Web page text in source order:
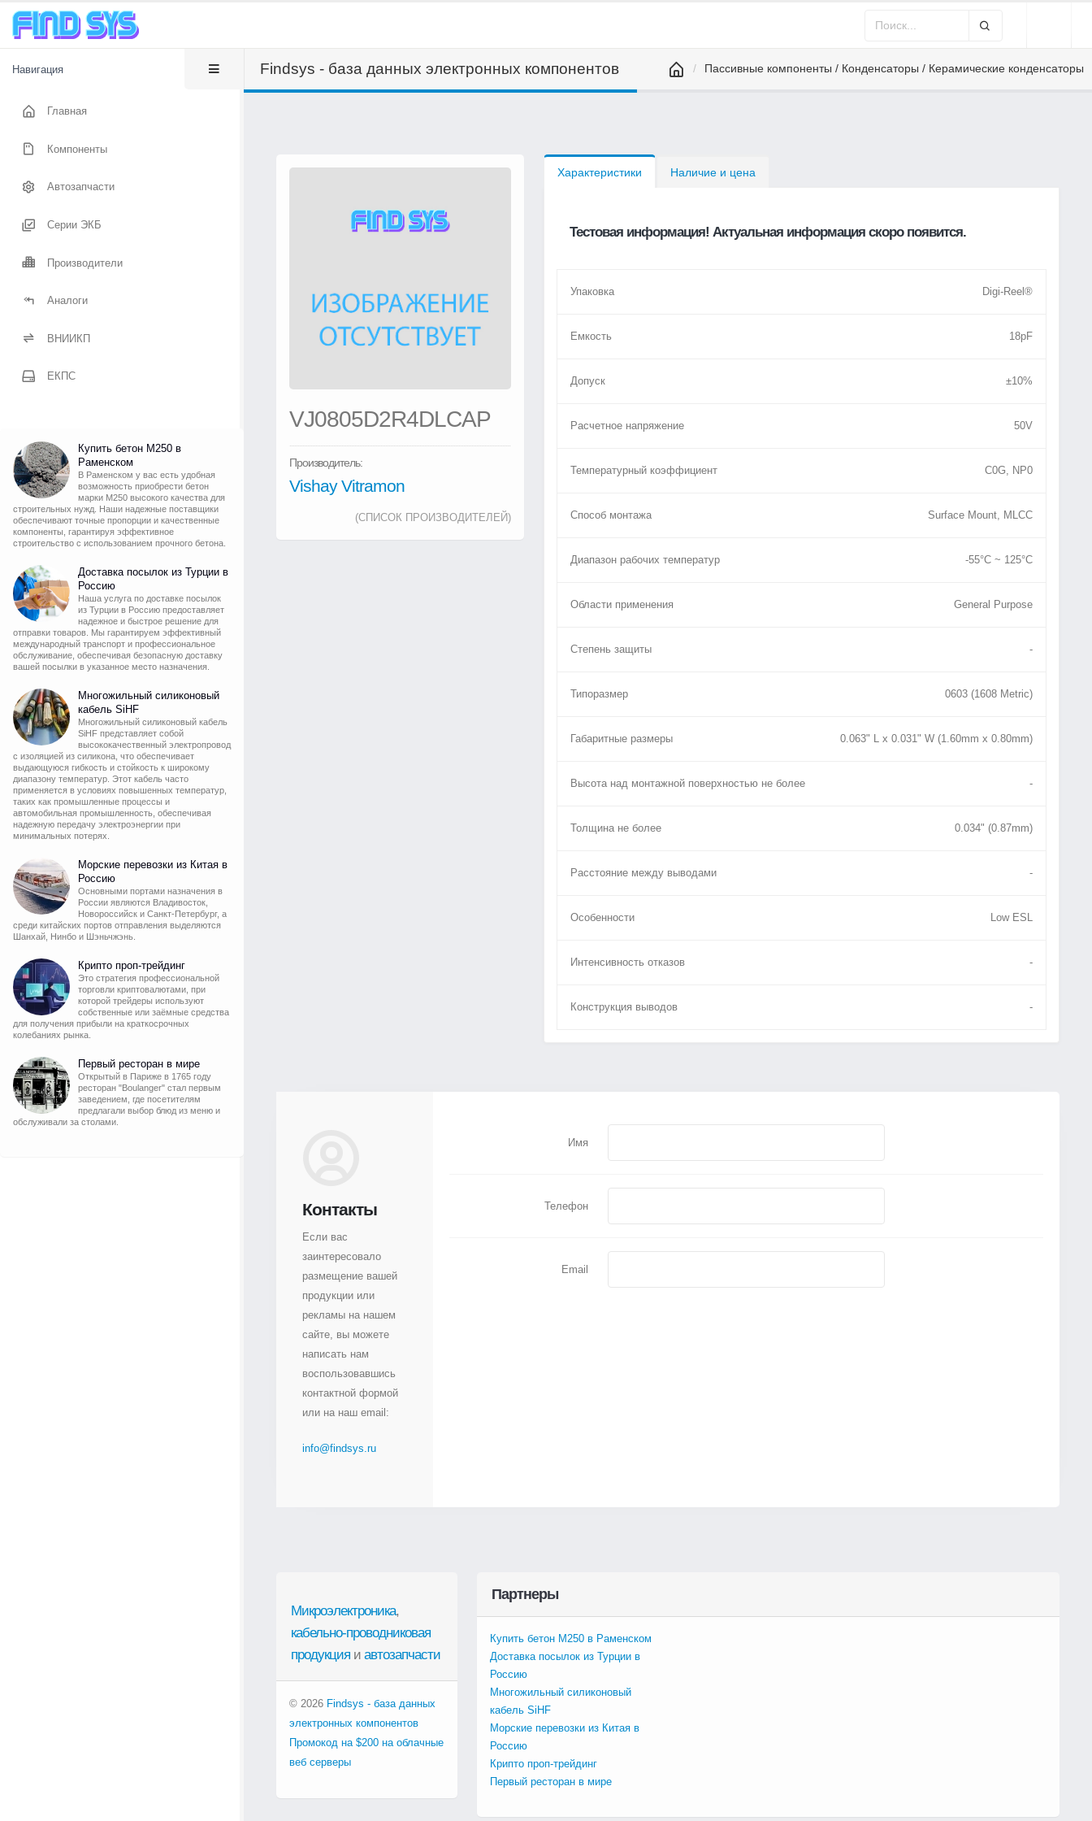
Навигация
Главная
Компоненты
Автозапчасти
Серии ЭКБ
Производители
Аналоги
ВНИИКП
ЕКПС
Купить бетон М250 в
Раменском
В Раменском у вас есть удобная
возможность приобрести бетон
марки М250 высокого качества для
строительных нужд. Наши надежные поставщики
обеспечивают точные пропорции и качественные
компоненты, гарантируя эффективное
строительство с использованием прочного бетона.
Доставка посылок из Турции в
Россию
Наша услуга по доставке посылок
из Турции в Россию предоставляет
надежное и быстрое решение для
отправки товаров. Мы гарантируем эффективный
международный транспорт и профессиональное
обслуживание, обеспечивая безопасную доставку
вашей посылки в указанное место назначения.
Многожильный силиконовый
кабель SiHF
Многожильный силиконовый кабель
SiHF представляет собой
высококачественный электропровод
с изоляцией из силикона, что обеспечивает
выдающуюся гибкость и стойкость к широкому
диапазону температур. Этот кабель часто
применяется в условиях повышенных температур,
таких как промышленные процессы и
автомобильная промышленность, обеспечивая
надежную передачу электроэнергии при
минимальных потерях.
Морские перевозки из Китая в
Россию
Основными портами назначения в
России являются Владивосток,
Новороссийск и Санкт-Петербург, а
среди китайских портов отправления выделяются
Шанхай, Нинбо и Шэньчжэнь.
Крипто проп-трейдинг
Это стратегия профессиональной
торговли криптовалютами, при
которой трейдеры используют
собственные или заёмные средства
для получения прибыли на краткосрочных
колебаниях рынка.
Первый ресторан в мире
Открытый в Париже в 1765 году
ресторан "Boulanger" стал первым
заведением, где посетителям
предлагали выбор блюд из меню и
обслуживали за столами.
Findsys - база данных электронных компонентов Пассивные компоненты / Конденсаторы / Керамические конденсаторы
VJ0805D2R4DLCAP
Производитель:
Vishay Vitramon
(СПИСОК ПРОИЗВОДИТЕЛЕЙ)
Характеристики Наличие и цена
Тестовая информация! Актуальная информация скоро появится.
Упаковка Digi-Reel®
Емкость 18pF
Допуск ±10%
Расчетное напряжение 50V
Температурный коэффициент C0G, NP0
Способ монтажа Surface Mount, MLCC
Диапазон рабочих температур -55°C ~ 125°C
Области применения General Purpose
Степень защиты -
Типоразмер 0603 (1608 Metric)
Габаритные размеры 0.063" L x 0.031" W (1.60mm x 0.80mm)
Высота над монтажной поверхностью не более -
Толщина не более 0.034" (0.87mm)
Расстояние между выводами -
Особенности Low ESL
Интенсивность отказов -
Конструкция выводов -
Контакты
Если вас
заинтересовало
размещение вашей
продукции или
рекламы на нашем
сайте, вы можете
написать нам
воспользовавшись
контактной формой
или на наш email:
info@findsys.ru
Имя
Телефон
Email
Микроэлектроника,
кабельно-проводниковая
продукция и автозапчасти
© 2026 Findsys - база данных
электронных компонентов
Промокод на $200 на облачные
веб серверы
Партнеры
Купить бетон М250 в Раменском
Доставка посылок из Турции в
Россию
Многожильный силиконовый
кабель SiHF
Морские перевозки из Китая в
Россию
Крипто проп-трейдинг
Первый ресторан в мире